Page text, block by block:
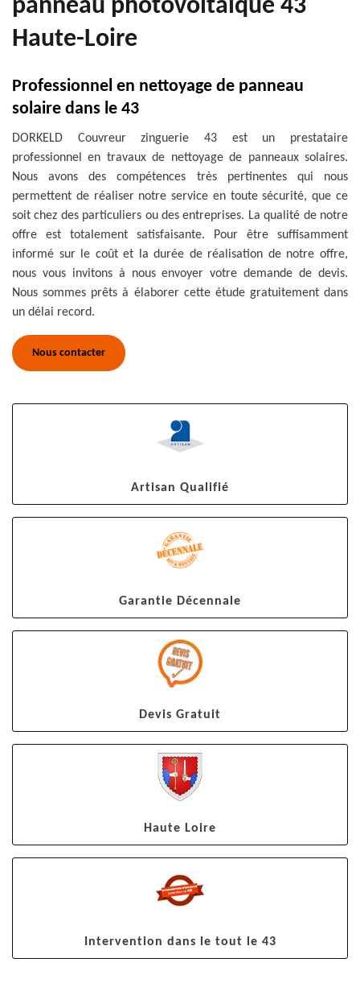
panneau photovoltaïque 43
Haute-Loire
Professionnel en nettoyage de panneau
solaire dans le 43
DORKELD Couvreur zinguerie 43 est un prestataire
professionnel en travaux de nettoyage de panneaux solaires.
Nous avons des compétences très pertinentes qui nous
permettent de réaliser notre service en toute sécurité, que ce
soit chez des particuliers ou des entreprises. La qualité de notre
offre est totalement satisfaisante. Pour être suffisamment
informé sur le coût et la durée de réalisation de notre offre,
nous vous invitons à nous envoyer votre demande de devis.
Nous sommes prêts à élaborer cette étude gratuitement dans
un délai record.
Nous contacter
Artisan Qualifié
Garantie Décennale
Devis Gratuit
Haute Loire
Intervention dans le tout le 43